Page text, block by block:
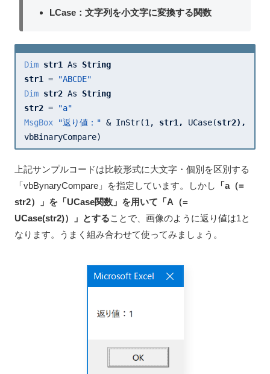
LCase：文字列を小文字に変換する関数
Dim str1 As
String
str1 =
"ABCDE"
Dim str2 As
String
str2 =
"a"
MsgBox
"返り値：" & InStr(1 , str1, UCase(
vbBinaryCompare)
上記サンプルコードは比較形式に大文字・個別を区別する
「vbBynaryCompare」を指定しています。しかし
「a（=
str2）」を「UCase関数」を用いて「A（=
UCase(str2)）」とすることで、画像のように返り値は1と
なります。うまく組み合わせて使ってみましょう。